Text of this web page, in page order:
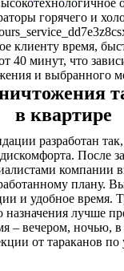
горячего и
клиенту время,
40 минут, что
и выбранного
в квартире
разработан
После
компании
плану.
и удобное время.
назначения лучше
– вечером, ночью,
от тараканов по